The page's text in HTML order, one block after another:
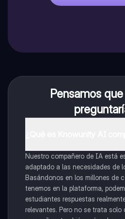
leucoplastos
Pensamos
Nuestro compañero de IA está
adaptado a las necesidades de
Basándonos en los millones de
tenemos en la plataforma,
estudiantes respuestas
relevantes. Pero no se trata solo